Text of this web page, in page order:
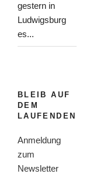
gestern in
Ludwigsburg
es...
BLEIB AUF
DEM
LAUFENDEN
Anmeldung
zum
Newsletter